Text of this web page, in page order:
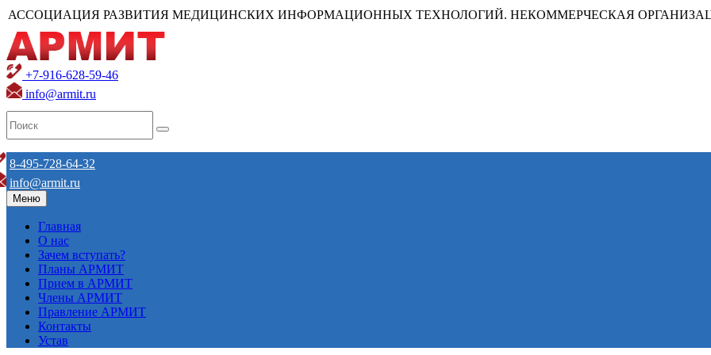
АССОЦИАЦИЯ РАЗВИТИЯ МЕДИЦИНСКИХ ИНФОРМАЦИОННЫХ ТЕХНОЛОГИЙ. НЕКОММЕРЧЕСКАЯ
+7-916-628-59-46
info@armit.ru
8-495-728-64-32
info@armit.ru
Меню
Главная
О нас
Зачем вступать?
Планы АРМИТ
Прием в АРМИТ
Члены АРМИТ
Правление АРМИТ
Контакты
Устав